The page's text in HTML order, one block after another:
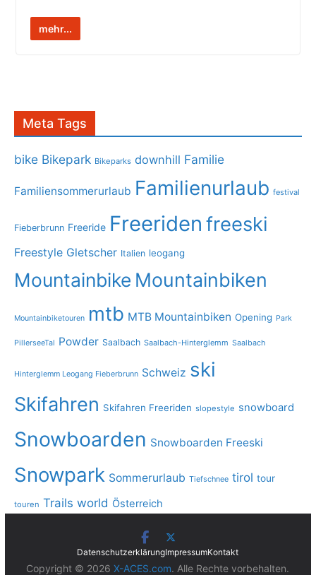
mehr...
Meta Tags
bike Bikepark Bikeparks downhill Familie
Familiensommerurlaub Familienurlaub festival
Fieberbrunn Freeride Freeriden freeski
Freestyle Gletscher Italien leogang
Mountainbike Mountainbiken
Mountainbiketouren mtb MTB Mountainbiken Opening Park
PillerseeTal Powder Saalbach Saalbach-Hinterglemm Saalbach
Hinterglemm Leogang Fieberbrunn Schweiz ski
Skifahren Skifahren Freeriden slopestyle snowboard
Snowboarden Snowboarden Freeski
Snowpark Sommerurlaub Tiefschnee tirol tour
touren Trails world Österreich
DatenschutzerklärungImpressumKontakt
Copyright © 2026X-ACES.com. Alle Rechte vorbehalten.